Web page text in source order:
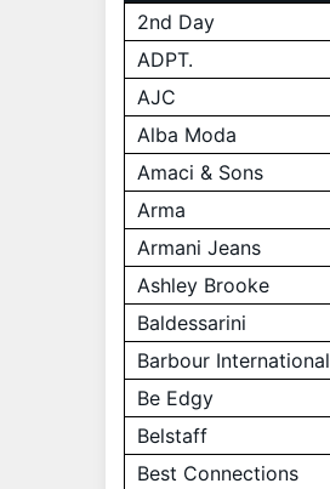
2nd Day
ADPT.
AJC
Alba Moda
Amaci & Sons
Arma
Armani Jeans
Ashley Brooke
Baldessarini
Barbour International
Be Edgy
Belstaff
Best Connections